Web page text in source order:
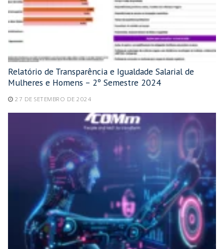
Relatório de Transparência e Igualdade Salarial de
Mulheres e Homens – 2º Semestre 2024
27 DE SETEMBRO DE 2024